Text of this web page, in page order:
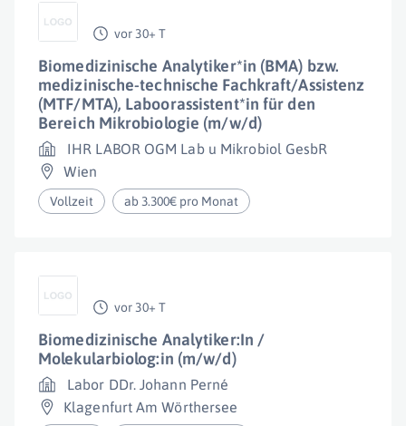
vor 30+ T
Biomedizinische Analytiker*in (BMA) bzw.
medizinische-technische Fachkraft/Assistenz
(MTF/MTA), Laboorassistent*in für den
Bereich Mikrobiologie (m/w/d)
IHR LABOR OGM Lab u Mikrobiol GesbR
Wien
Vollzeit ab 3.300€ pro Monat
vor 30+ T
Biomedizinische Analytiker:In /
Molekularbiolog:in (m/w/d)
Labor DDr. Johann Perné
Klagenfurt Am Wörthersee